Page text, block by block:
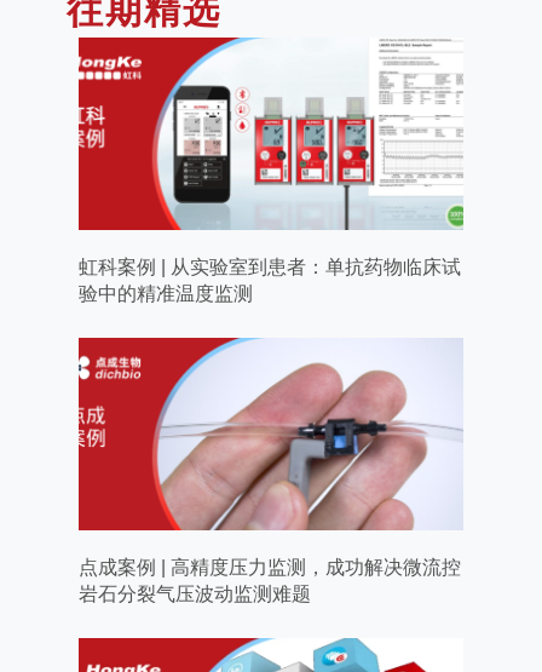
往期精选
虹科案例 | 从实验室到患者：单抗药物临床试
验中的精准温度监测
点成案例 | 高精度压力监测，成功解决微流控
岩石分裂气压波动监测难题